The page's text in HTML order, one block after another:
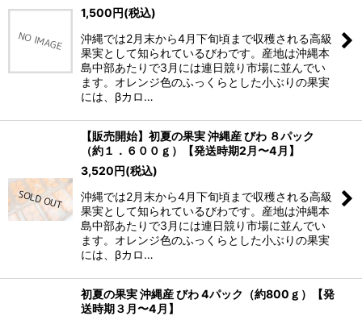
1,500円(税込)
沖縄では2月末から4月下旬頃まで収穫される高級
果実として知られているびわです。産地は沖縄本
島中部あたりで3月には連日競り市場に並んでい
ます。オレンジ色のふっくらとした小ぶりの果実
には、βカロ…
【販売開始】初夏の果実 沖縄産 びわ ８パック
（約１．６００ｇ）【発送時期2月〜4月】
3,520円(税込)
沖縄では2月末から4月下旬頃まで収穫される高級
果実として知られているびわです。産地は沖縄本
島中部あたりで3月には連日競り市場に並んでい
ます。オレンジ色のふっくらとした小ぶりの果実
には、βカロ…
初夏の果実 沖縄産 びわ 4パック（約800ｇ）【発
送時期３月〜4月】